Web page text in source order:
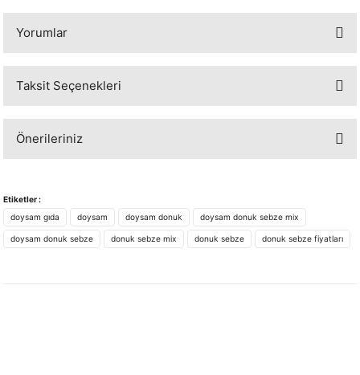
Yorumlar
Taksit Seçenekleri
Önerileriniz
iletebilirsiniz.
Görüş ve önerileriniz için teşekkür ederiz.
Ürün açıklamasında eksik bilgiler bulunuyor.
Etiketler :
doysam gıda
doysam doysam donuk doysam donuk sebze mix
doysam donuk sebze donuk sebze mix donuk sebze donuk sebze fiyatları